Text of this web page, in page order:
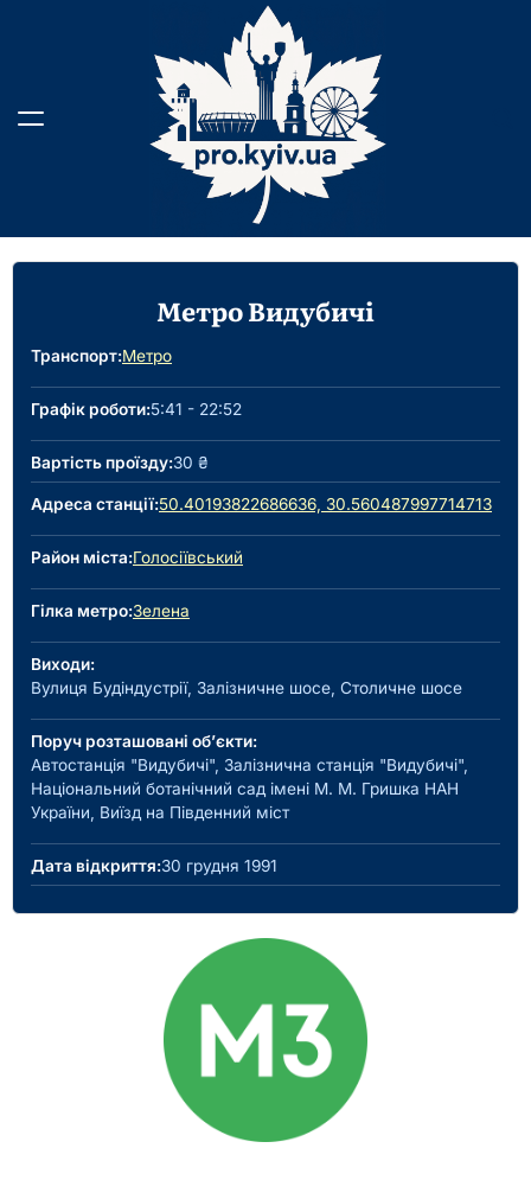
Метро Видубичі
Транспорт:Метро
Графік роботи:5:41 - 22:52
Вартість проїзду:30 ₴
Адреса станції:50.40193822686636, 30.560487997714713
Район міста:Голосіївський
Гілка метро:Зелена
Виходи:
Вулиця Будіндустрії, Залізничне шосе, Столичне шосе
Поруч розташовані об’єкти:
Автостанція "Видубичі", Залізнична станція "Видубичі",
Національний ботанічний сад імені М. М. Гришка НАН
України, Виїзд на Південний міст
Дата відкриття:30 грудня 1991